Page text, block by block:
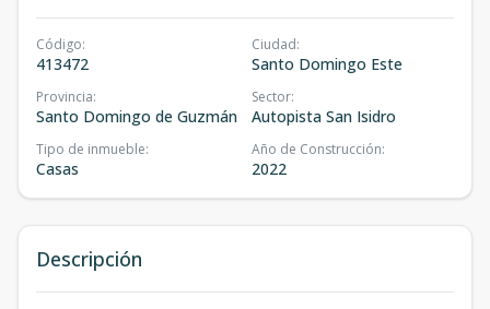
Código:
413472
Ciudad:
Santo Domingo Este
Provincia:
Santo Domingo de Guzmán
Sector:
Autopista San Isidro
Tipo de inmueble:
Casas
Año de Construcción:
2022
Descripción